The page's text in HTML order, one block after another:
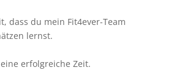
dass du mein Fit4ever-Team
lernst.
erfolgreiche Zeit.